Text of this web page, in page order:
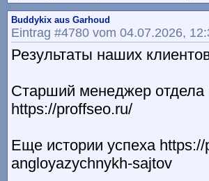
Buddykix aus Garhoud
Eintrag #4780 vom 04.07.2026,
Результаты наших
Старший менеджер отдела
https://proffseo.ru/
Еще истории успеха
angloyazychnykh-sajtov